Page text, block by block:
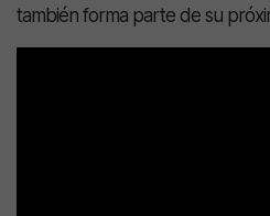
también forma parte de su